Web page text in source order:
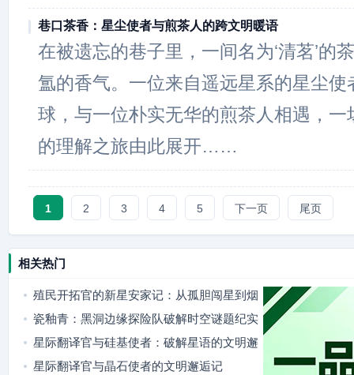
巷口茶香：星尘使者与煎茶人的跨文明暖语
在被遗忘的巷子里，一间名为‘清茗’的
氲的香气。一位来自遥远星系的星尘使
球，与一位朴实无华的煎茶人相遇，一
的理解之旅由此展开……
1 2 3 4 5 下一页 尾页
相关热门
殖民开拓官的新星安家记：从孤胆闯星到烟
火满舱
瓷釉青：黑洞边缘探险队破解时空谜题纪实
星际翻译官与硅基使者：破解星语的文明邂
逅
星际翻译官与晶石使者的文明邂逅记